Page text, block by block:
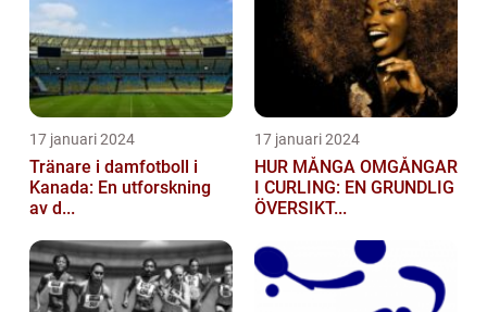
17 januari 2024
Tränare i damfotboll i
Kanada: En utforskning
av d...
17 januari 2024
HUR MÅNGA OMGÅNGAR
I CURLING: EN GRUNDLIG
ÖVERSIKT...